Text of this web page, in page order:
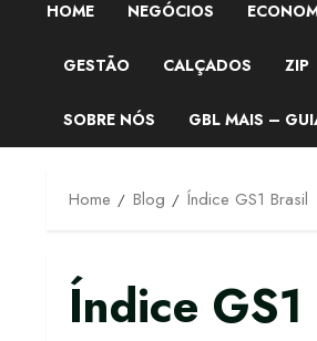
HOME NEGÓCIOS
GESTÃO CALÇADOS ZIP
SOBRE NÓS GBL MAIS –
Home Blog Índice GS1 Brasil
Índice